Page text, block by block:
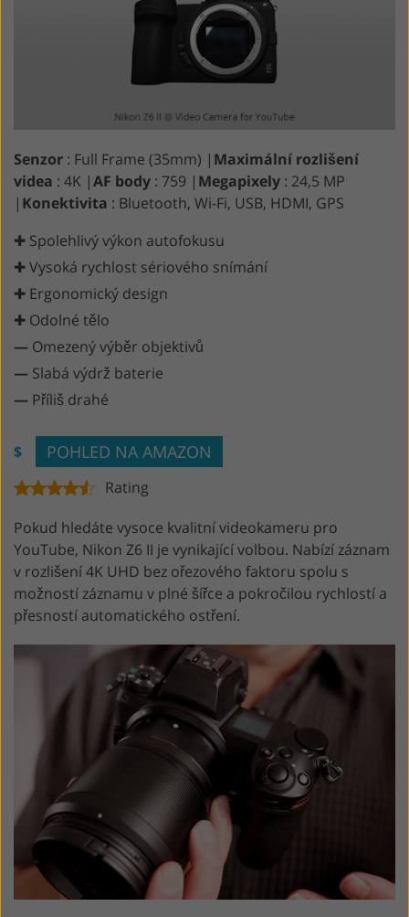
Senzor : Full Frame (35mm) | Maximální rozlišení
videa : 4K |AF body : 759 | Megapixely : 24,5 MP
| Konektivita : Bluetooth, Wi-Fi, USB, HDMI, GPS
✚ Spolehlivý výkon autofokusu
✚ Vysoká rychlost sériového snímání
✚ Ergonomický design
✚ Odolné tělo
— Omezený výběr objektivů
— Slabá výdrž baterie
— Příliš drahé
$ POHLED NA AMAZON
Rating
Pokud hledáte vysoce kvalitní videokameru pro
YouTube, Nikon Z6 II je vynikající volbou. Nabízí záznam
v rozlišení 4K UHD bez ořezového faktoru spolu s
možností záznamu v plné šířce a pokročilou rychlostí a
přesností automatického ostření.